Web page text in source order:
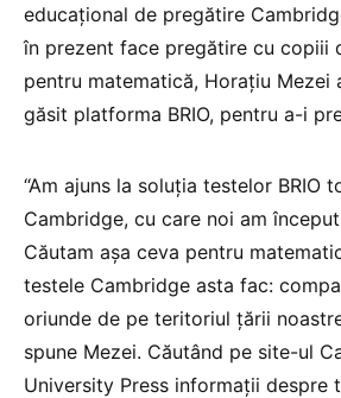
educațional de pregătire
în prezent face pregătire cu copiii
pentru matematică, Horațiu Mezei
găsit platforma BRIO, pentru a-i
“Am ajuns la soluția testelor BRIO
Cambridge, cu care noi am
Căutam așa ceva pentru
testele Cambridge asta fac:
oriunde de pe teritoriul țării
spune Mezei. Căutând pe site-ul
University Press informații despre